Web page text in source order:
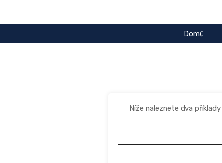
obsah
Domů
Níže naleznete dva příklady